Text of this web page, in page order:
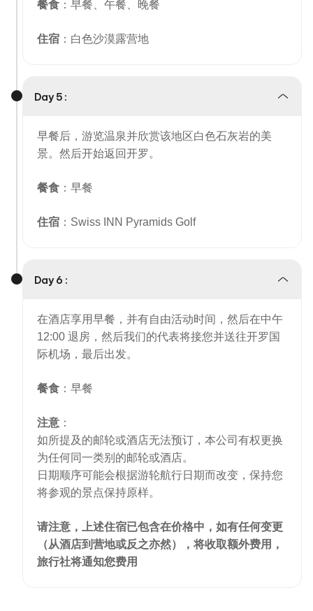
餐食 ：早餐、午餐、晚餐
住宿 ：白色沙漠露营地
Day 5 :
早餐后，游览温泉并欣赏该地区白色石灰岩的美
景。然后开始返回开罗。
餐食 ：早餐
住宿 ：Swiss INN Pyramids Golf
Day 6 :
在酒店享用早餐，并有自由活动时间，然后在中午
12:00 退房，然后我们的代表将接您并送往开罗国
际机场，最后出发。
餐食 ：早餐
注意 ：
如所提及的邮轮或酒店无法预订，本公司有权更换
为任何同一类别的邮轮或酒店。
日期顺序可能会根据游轮航行日期而改变，保持您
将参观的景点保持原样。
请注意，上述住宿已包含在价格中，如有任何变更
（从酒店到营地或反之亦然），将收取额外费用，
旅行社将通知您费用